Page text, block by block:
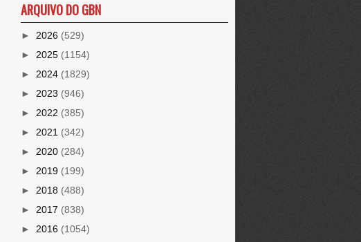
ARQUIVO DO GBN
► 2026 (529)
► 2025 (1154)
► 2024 (1829)
► 2023 (946)
► 2022 (385)
► 2021 (342)
► 2020 (284)
► 2019 (199)
► 2018 (488)
► 2017 (838)
► 2016 (1054)